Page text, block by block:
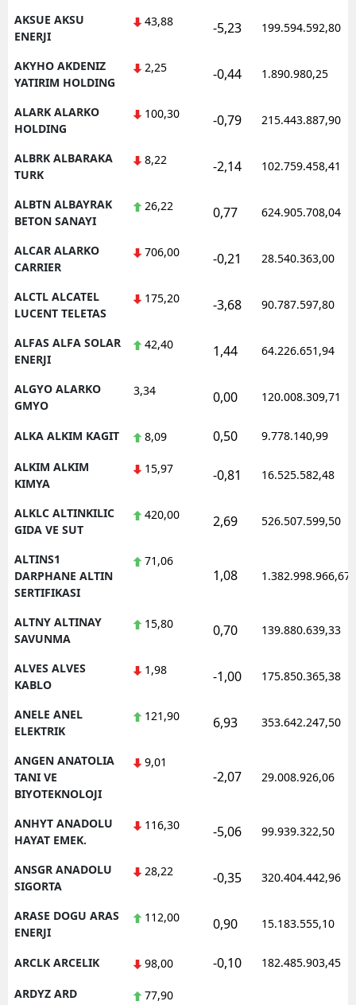
Sinop
Tokat
Trabzon
Uşak
Zonguldak
Kırıkkale
Batman
Bartın
Yalova
Osmaniye
AKSUE AKSU
ENERJI
43,88 -5,23 199.594.592,80
AKYHO AKDENIZ
YATIRIM HOLDING
2,25 -0,44 1.890.980,25
ALARK ALARKO
HOLDING
100,30 -0,79 215.443.887,90
ALBRK ALBARAKA
TURK
8,22 -2,14 102.759.458,41
ALBTN ALBAYRAK
BETON SANAYI
26,22 0,77 624.905.708,04
ALCAR ALARKO
CARRIER
706,00 -0,21 28.540.363,00
ALCTL ALCATEL
LUCENT TELETAS
175,20 -3,68 90.787.597,80
ALFAS ALFA SOLAR
ENERJI
42,40 1,44 64.226.651,94
ALGYO ALARKO
GMYO
3,34 0,00 120.008.309,71
ALKA ALKIM KAGIT 8,09 0,50 9.778.140,99
ALKIM ALKIM
KIMYA
15,97 -0,81 16.525.582,48
ALKLC ALTINKILIC
GIDA VE SUT
420,00 2,69 526.507.599,50
ALTINS1
DARPHANE ALTIN
SERTIFIKASI
71,06
1,08 1.382.998.966,67
ALTNY ALTINAY
SAVUNMA
15,80 0,70 139.880.639,33
ALVES ALVES
KABLO
1,98 -1,00 175.850.365,38
ANELE ANEL
ELEKTRIK
121,90 6,93 353.642.247,50
ANGEN ANATOLIA
TANI VE
BIYOTEKNOLOJI
9,01
-2,07 29.008.926,06
ANHYT ANADOLU
HAYAT EMEK.
116,30 -5,06 99.939.322,50
ANSGR ANADOLU
SIGORTA
28,22 -0,35 320.404.442,96
ARASE DOGU ARAS
ENERJI
112,00 0,90 15.183.555,10
ARCLK ARCELIK 98,00 -0,10 182.485.903,45
ARDYZ ARD
77,90